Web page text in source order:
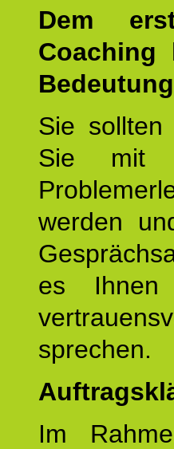
Dem
Coaching
Sie
Sie mit
werden
es Ihnen
sprechen.
Im